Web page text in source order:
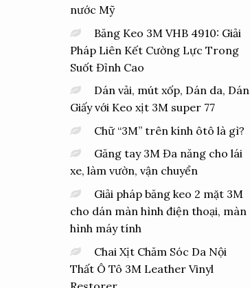
nước Mỹ
Băng Keo 3M VHB 4910: Giải
Pháp Liên Kết Cường Lực Trong
Suốt Đỉnh Cao
Dán vải, mút xốp, Dán da, Dán
Giấy với Keo xịt 3M super 77
Chữ “3M” trên kính ôtô là gì?
Găng tay 3M Đa năng cho lái
xe, làm vườn, vận chuyển
Giải pháp băng keo 2 mặt 3M
cho dán màn hình điện thoại, màn
hình máy tính
Chai Xịt Chăm Sóc Da Nội
Thất Ô Tô 3M Leather Vinyl